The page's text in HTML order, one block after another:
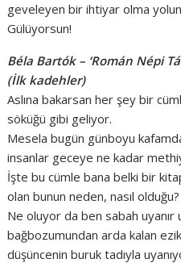
geveleyen bir ihtiyar olma
Gülüyorsun!
Béla Bartók – ‘Román Népi
(İlk kadehler)
Aslına bakarsan her şey bir
söküğü gibi geliyor.
Mesela bugün günboyu
insanlar geceye ne kadar
İşte bu cümle bana belki bir
olan bunun neden, nasıl olduğu?
Ne oluyor da ben sabah uyanır
bağbozumundan arda kalan
düşüncenin buruk tadıyla